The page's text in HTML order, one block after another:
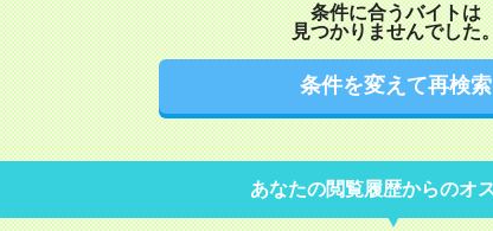
条件に合うバイトは
見つかりませんでした
条件を変えて再検索
あなたの閲覧履歴からのオ